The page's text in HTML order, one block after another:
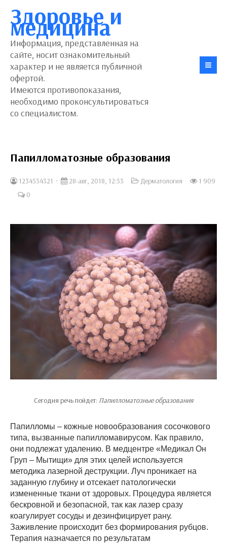
Здоровье и
медицина
Информация, представленная на
сайте, носит ознакомительный
характер и не является публичной
офертой.
Имеются противопоказания,
необходимо проконсультироваться
со специалистом.
Папилломатозные образования
1234554321 28-авг, 2018, 12:53 Дерматология
1 909
0
Сегодня речь пойдет: Папилломатозные образования
Папилломы – кожные новообразования сосочкового
типа, вызванные папилломавирусом. Как правило,
они подлежат удалению. В медцентре «Медикал Он
Груп – Мытищи» для этих целей используется
методика лазерной деструкции. Луч проникает на
заданную глубину и отсекает патологически
измененные ткани от здоровых. Процедура является
бескровной и безопасной, так как лазер сразу
коагулирует сосуды и дезинфицирует рану.
Заживление происходит без формирования рубцов.
Терапия назначается по результатам